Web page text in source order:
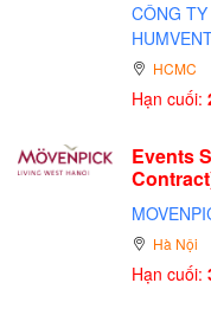
CÔNG
HCMC
Hạn cuối:
Events
Hà Nội
Hạn cuối: